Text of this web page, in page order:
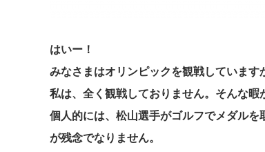
はいー！
みなさまはオリンピックを観戦しています
私は、全く観戦しておりません。そんな暇
個人的には、松山選手がゴルフでメダル
が残念でなりません。